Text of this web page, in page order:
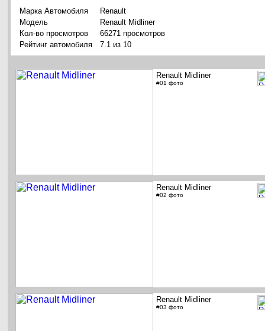
Марка Автомобиля
Renault
Модель
Renault Midliner
Кол-во просмотров
66271 просмотров
Рейтинг автомобиля
7.1 из 10
Renault Midliner
#01 фото
Renault Midliner
#02 фото
Renault Midliner
#03 фото